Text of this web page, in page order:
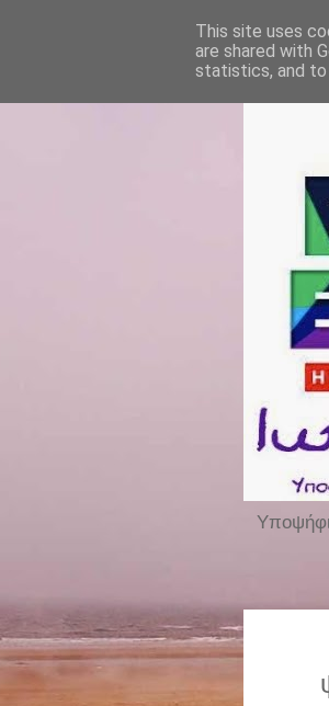
This site uses
are shared with
statistics, and to